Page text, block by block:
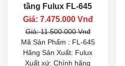
tầng Fulux FL-645
Giá: 7.475.000 Vnđ
Giá: 11.500.000 Vnđ
Mã Sản Phẩm : FL-645
Hãng Sản Xuất: Fulux
Xuất xứ: Chính hãng